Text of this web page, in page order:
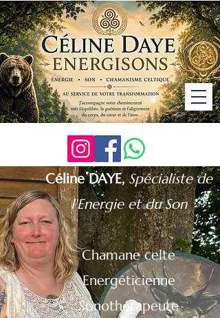
Céline DAYE,Spécialiste de
l'Energie et du Son
Chamane celte
Energéticienne
Sonothérapeute